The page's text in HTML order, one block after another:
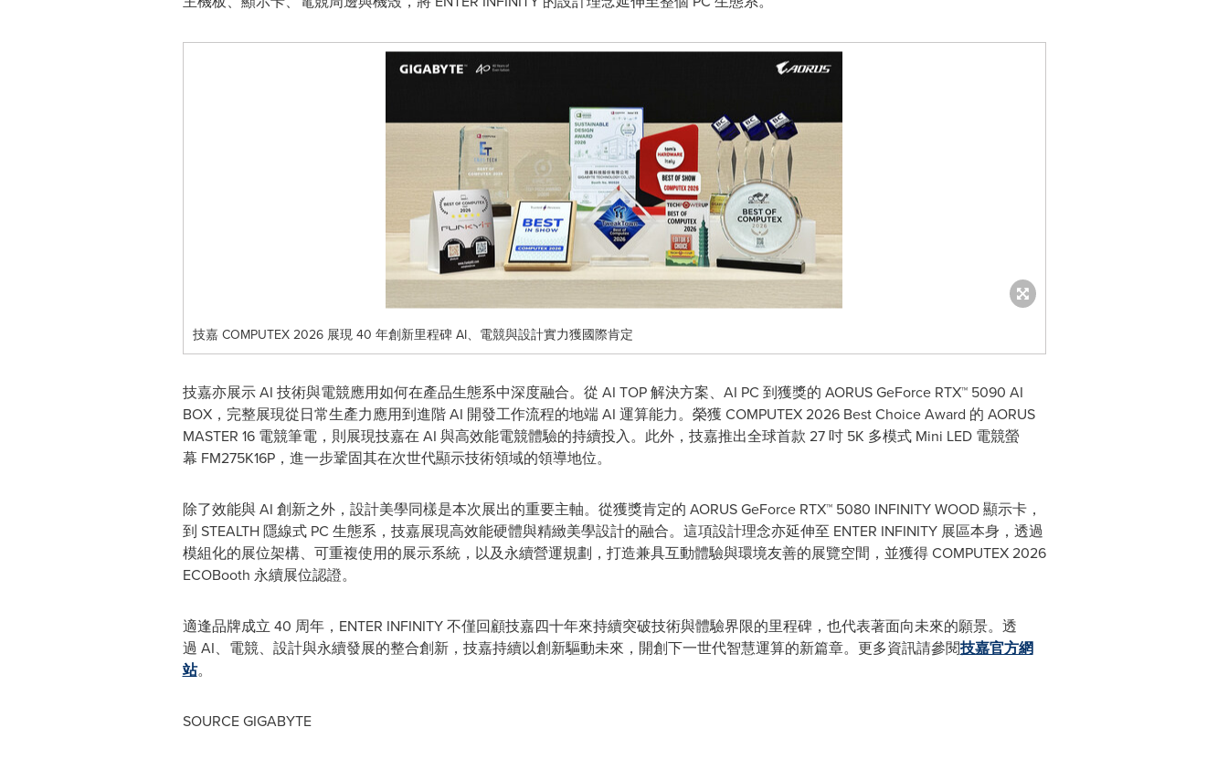
技嘉 COMPUTEX 2026 展現 40 年創新里程碑 AI、電競與設計實力獲國際肯定
技嘉亦展示 AI 技術與電競應用如何在產品生態系中深度融合。從 AI TOP 解決方案、AI PC 到獲獎的 AORUS GeForce RTX™ 5090 AI
BOX，完整展現從日常生產力應用到進階 AI 開發工作流程的地端 AI 運算能力。榮獲 COMPUTEX 2026 Best Choice Award 的 AORUS
MASTER 16 電競筆電，則展現技嘉在 AI 與高效能電競體驗的持續投入。此外，技嘉推出全球首款 27 吋 5K 多模式 Mini LED 電競螢
幕 FM275K16P，進一步鞏固其在次世代顯示技術領域的領導地位。
除了效能與 AI 創新之外，設計美學同樣是本次展出的重要主軸。從獲獎肯定的 AORUS GeForce RTX™ 5080 INFINITY WOOD 顯示卡，
到 STEALTH 隱線式 PC 生態系，技嘉展現高效能硬體與精緻美學設計的融合。這項設計理念亦延伸至 ENTER INFINITY 展區本身，透過
模組化的展位架構、可重複使用的展示系統，以及永續營運規劃，打造兼具互動體驗與環境友善的展覽空間，並獲得 COMPUTEX 2026
ECOBooth 永續展位認證。
適逢品牌成立 40 周年，ENTER INFINITY 不僅回顧技嘉四十年來持續突破技術與體驗界限的里程碑，也代表著面向未來的願景。透
過 AI、電競、設計與永續發展的整合創新，技嘉持續以創新驅動未來，開創下一世代智慧運算的新篇章。更多資訊請參閱技嘉官方網
站。
SOURCE GIGABYTE